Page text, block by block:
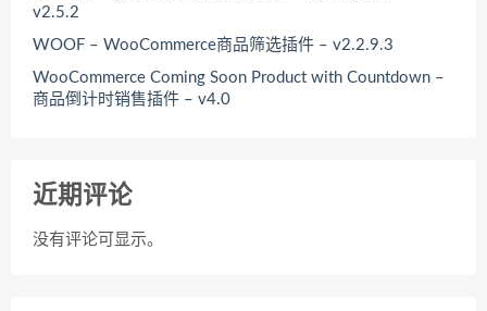
v2.5.2
WOOF – WooCommerce商品筛选插件 – v2.2.9.3
WooCommerce Coming Soon Product with Countdown –
商品倒计时销售插件 – v4.0
近期评论
没有评论可显示。